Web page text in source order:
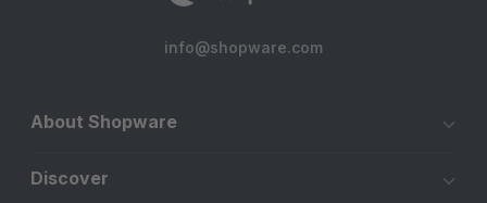
info@shopware.com
About Shopware
Discover